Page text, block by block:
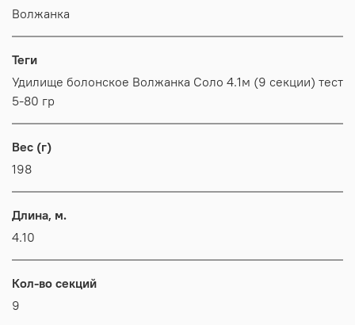
Волжанка
Теги
Удилище болонское Волжанка Соло 4.1м (9 секции) тест
5-80 гр
Вес (г)
198
Длина, м.
4.10
Кол-во секций
9